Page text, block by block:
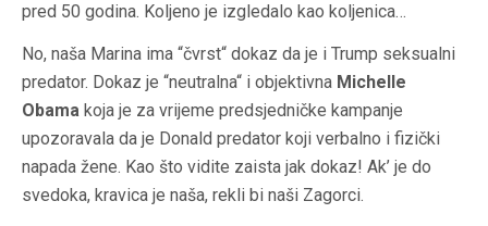
pred 50 godina. Koljeno je izgledalo kao koljenica…
No, naša Marina ima “čvrst“ dokaz da je i Trump seksualni
predator. Dokaz je “neutralna“ i objektivna Michelle
Obama koja je za vrijeme predsjedničke kampanje
upozoravala da je Donald predator koji verbalno i fizički
napada žene. Kao što vidite zaista jak dokaz! Ak’ je do
svedoka, kravica je naša, rekli bi naši Zagorci.